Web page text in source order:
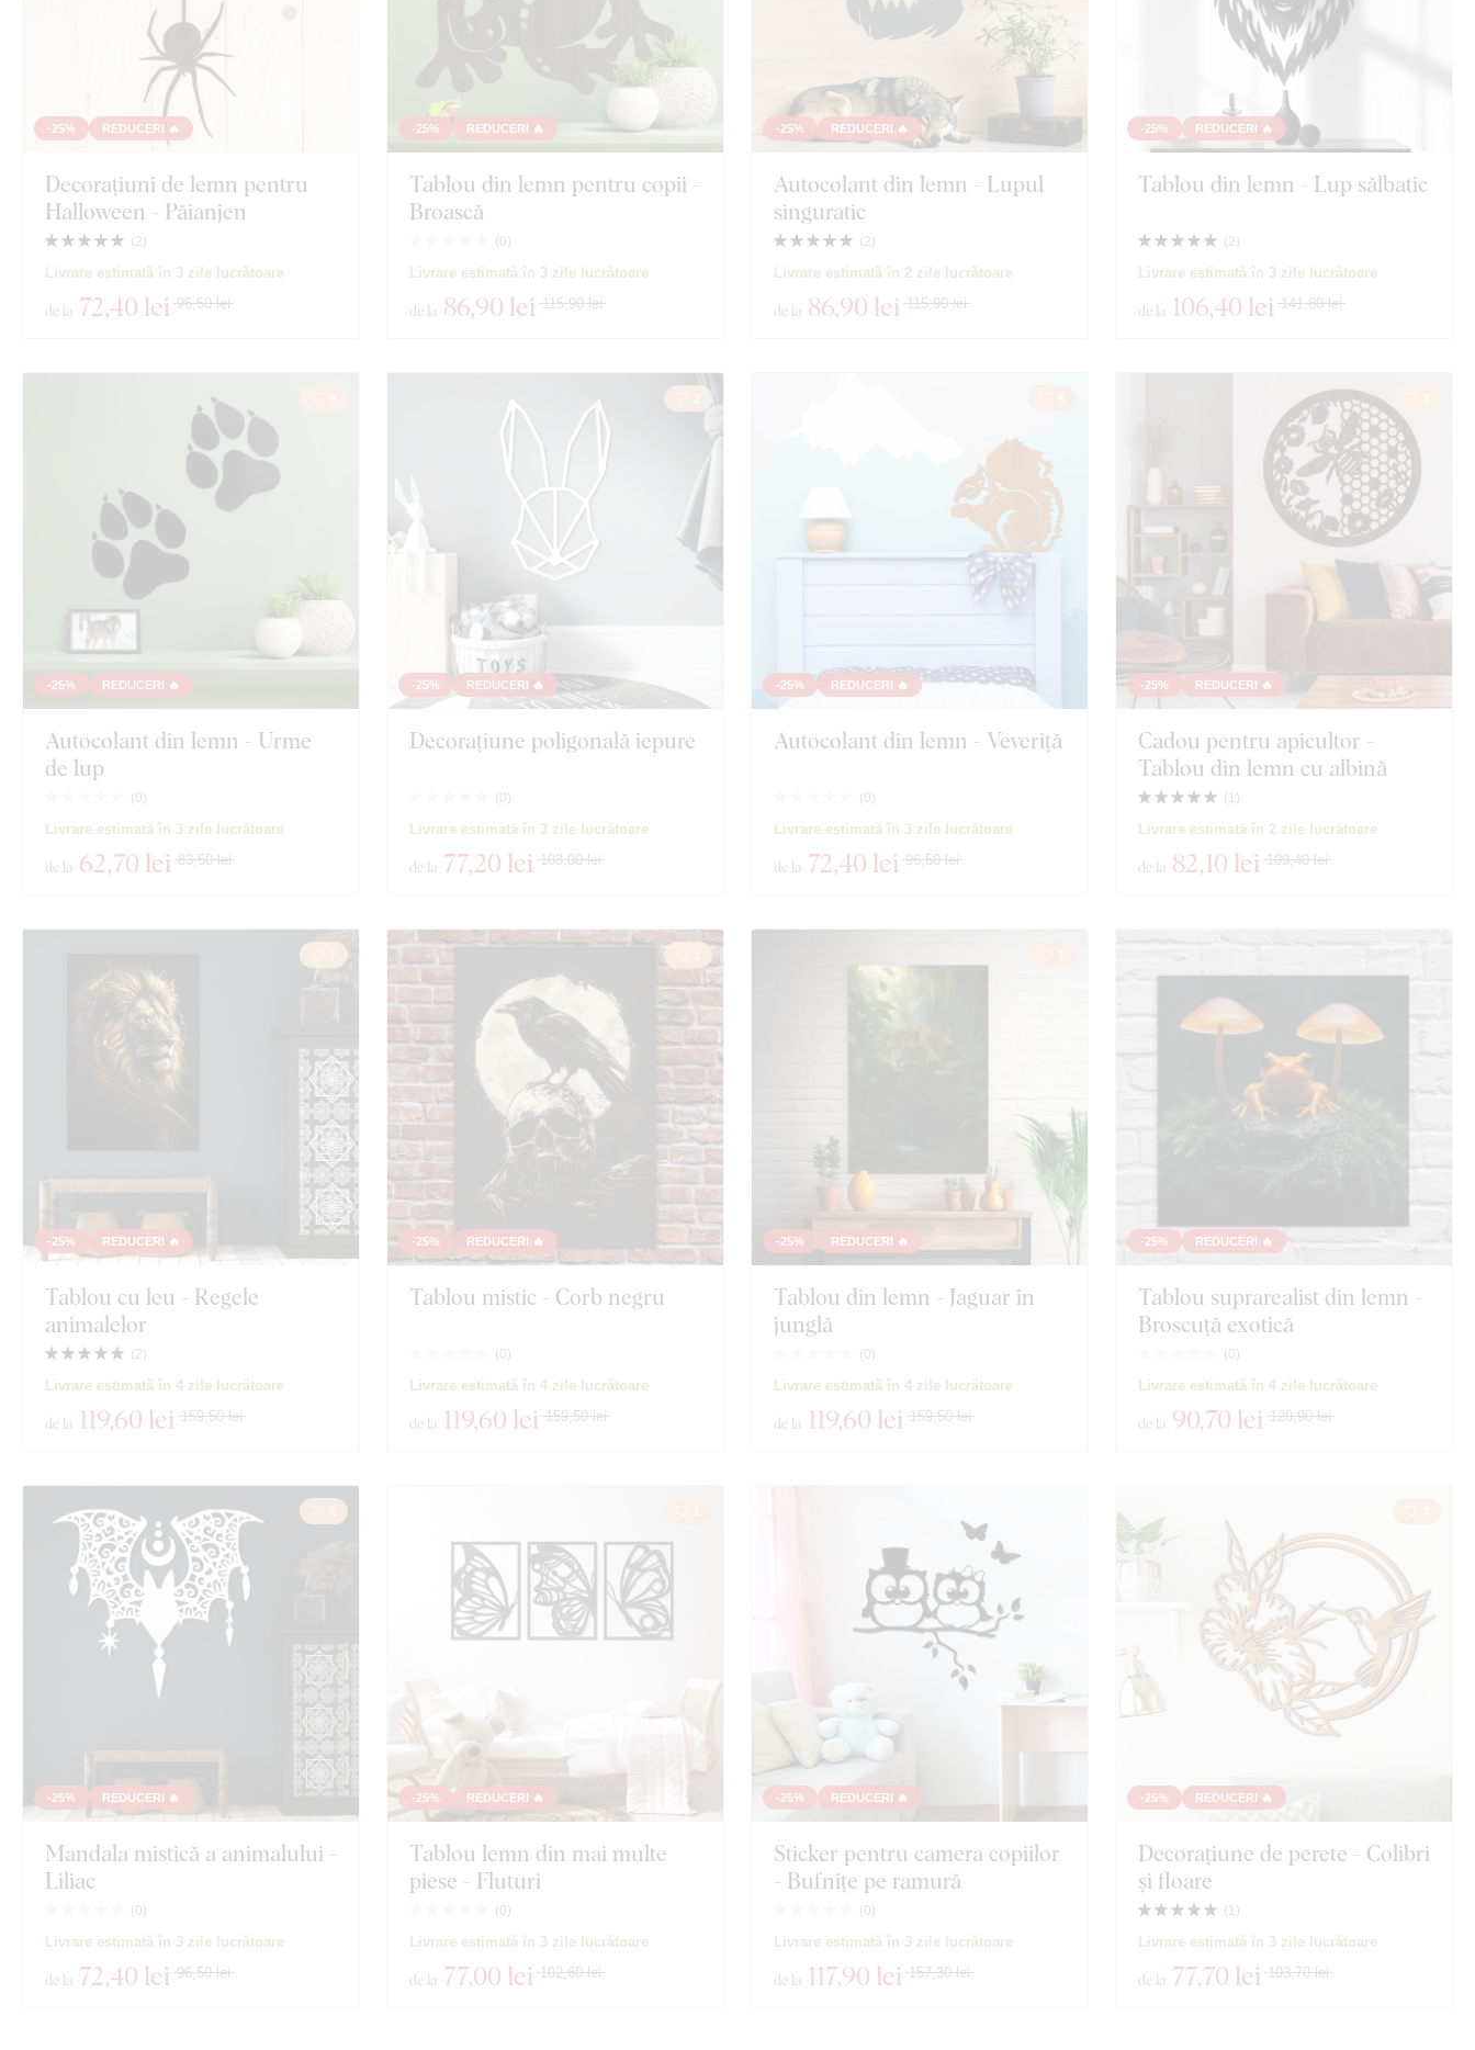
-25% REDUCERI 🔥
Decorațiuni de lemn pentru
Halloween - Păianjen
(2)
Livrare estimată în 3 zile lucrătoare
de la 72,40 lei 96,50 lei
-25% REDUCERI 🔥
Tablou din lemn pentru copii -
Broască
( 0)
Livrare estimată în 3 zile lucrătoare
de la 86,90 lei 115,90 lei
-25% REDUCERI 🔥
Autocolant din lemn - Lupul
singuratic
(2)
Livrare estimată în 2 zile lucrătoare
de la 86,90 lei 115,90 lei
-25% REDUCERI 🔥
Tablou din lemn - Lup sălbatic
(2)
Livrare estimată în 3 zile lucrătoare
de la 106,40 lei 141,80 lei
-25% REDUCERI 🔥
Autocolant din lemn - Urme
de lup
( 0)
Livrare estimată în 3 zile lucrătoare
de la 62,70 lei 83,50 lei
-25% REDUCERI 🔥
Decorațiune poligonală iepure
( 0)
Livrare estimată în 3 zile lucrătoare
de la 77,20 lei 103,00 lei
-25% REDUCERI 🔥
Autocolant din lemn - Veveriță
( 0)
Livrare estimată în 3 zile lucrătoare
de la 72,40 lei 96,50 lei
-25% REDUCERI 🔥
Cadou pentru apicultor -
Tablou din lemn cu albină
(1)
Livrare estimată în 2 zile lucrătoare
de la 82,10 lei 109,40 lei
-25% REDUCERI 🔥
Tablou cu leu - Regele
animalelor
(2)
Livrare estimată în 4 zile lucrătoare
de la 119,60 lei 159,50 lei
-25% REDUCERI 🔥
Tablou mistic - Corb negru
( 0)
Livrare estimată în 4 zile lucrătoare
de la 119,60 lei 159,50 lei
-25% REDUCERI 🔥
Tablou din lemn - Jaguar în
junglă
( 0)
Livrare estimată în 4 zile lucrătoare
de la 119,60 lei 159,50 lei
-25% REDUCERI 🔥
Tablou suprarealist din lemn -
Broscuță exotică
( 0)
Livrare estimată în 4 zile lucrătoare
de la 90,70 lei 120,90 lei
-25% REDUCERI 🔥
Mandala mistică a animalului -
Liliac
( 0)
Livrare estimată în 3 zile lucrătoare
de la 72,40 lei 96,50 lei
-25% REDUCERI 🔥
Tablou lemn din mai multe
piese - Fluturi
( 0)
Livrare estimată în 3 zile lucrătoare
de la 77,00 lei 102,60 lei
-25% REDUCERI 🔥
Sticker pentru camera copiilor
- Bufnițe pe ramură
( 0)
Livrare estimată în 3 zile lucrătoare
de la 117,90 lei 157,30 lei
-25% REDUCERI 🔥
Decorațiune de perete - Colibri
și floare
(1)
Livrare estimată în 3 zile lucrătoare
de la 77,70 lei 103,70 lei